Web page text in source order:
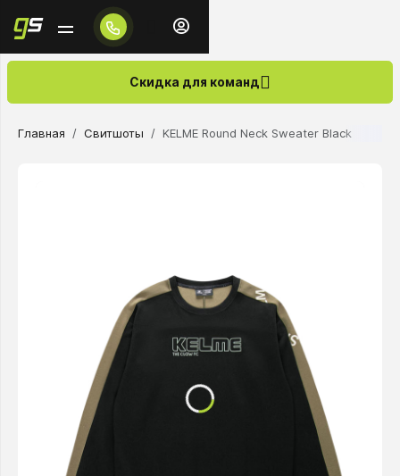
Скидка для команд
Главная Свитшоты KELME Round Neck Sweater Black